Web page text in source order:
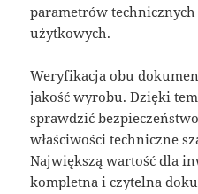
parametrów technicznych
użytkowych.
Weryfikacja obu
jakość wyrobu. Dzięki
sprawdzić
właściwości techniczne
Największą wartość dla
kompletna i czytelna